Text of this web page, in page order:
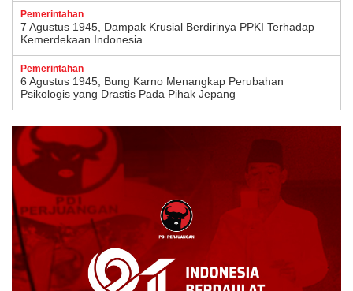
Pemerintahan
7 Agustus 1945, Dampak Krusial Berdirinya PPKI Terhadap
Kemerdekaan Indonesia
Pemerintahan
6 Agustus 1945, Bung Karno Menangkap Perubahan
Psikologis yang Drastis Pada Pihak Jepang